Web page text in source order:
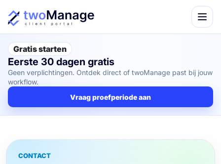
Gratis starten
Eerste 30 dagen gratis
Geen verplichtingen. Ontdek direct of twoManage past bij jouw
workflow.
Vraag proefperiode aan
CONTACT